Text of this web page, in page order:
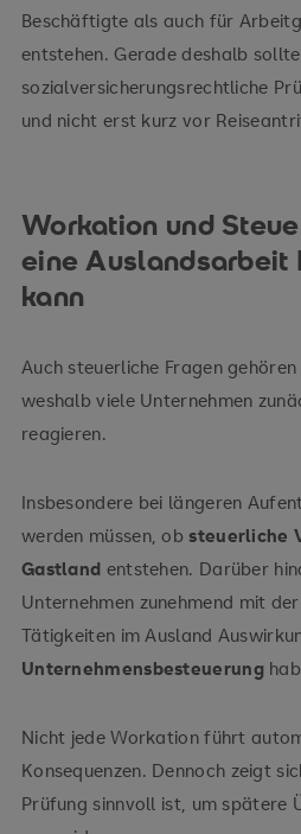
Beschäftigte als auch für
entstehen. Gerade deshalb
sozialversicherungsrechtliche
und nicht erst kurz vor
Workation und
eine Auslandsarbeit
kann
Auch steuerliche Fragen gehören
weshalb viele Unternehmen
reagieren.
Insbesondere bei längeren
werden müssen, obsteuerliche
Gastland entstehen. Darüber
Unternehmen zunehmend mit
Tätigkeiten im Ausland
Unternehmensbesteuerung
Nicht jede Workation führt
Konsequenzen. Dennoch zeigt
Prüfung sinnvoll ist, um spätere